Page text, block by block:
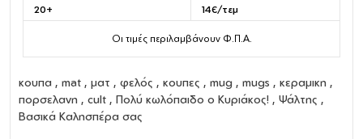
20+
14€/τεμ
Οι τιμές περιλαμβάνουν Φ.Π.Α.
κουπα , mat , ματ , φελός , κουπες , mug , mugs , κεραμικη ,
πορσελανη , cult , Πολύ κωλόπαιδο ο Κυριάκος! , Ψάλτης ,
Βασικά Καλησπέρα σας